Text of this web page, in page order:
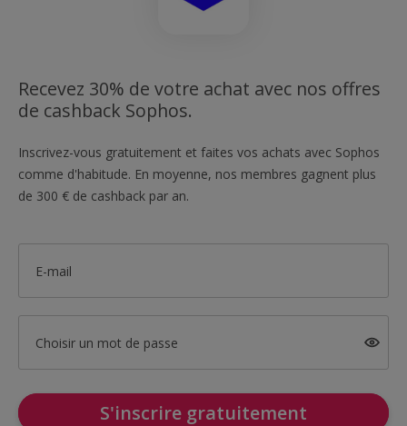
Recevez 30% de votre achat avec nos offres
de cashback Sophos.
Inscrivez-vous gratuitement et faites vos achats avec Sophos
comme d'habitude. En moyenne, nos membres gagnent plus
de 300 € de cashback par an.
E-mail
Choisir un mot de passe
S'inscrire gratuitement